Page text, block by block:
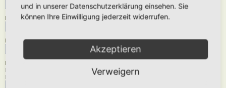
Dein Name:
Betreff:
Nachrichtentext:
Diese Nachricht wird als reiner Text verschickt, verwende daher kein HTML oder
BBCode. Als Antwort-Adresse für die E-Mail wird deine E-Mail-Adresse angegeben.
und in unserer Datenschutzerklärung einsehen. Sie
können Ihre Einwilligung jederzeit widerrufen.
Akzeptieren
Verweigern